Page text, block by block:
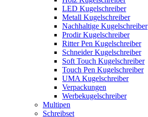
LED Kugelschreiber
Metall Kugelschreiber
Nachhaltige Kugelschreiber
Prodir Kugelschreiber
Ritter Pen Kugelschreiber
Schneider Kugelschreiber
Soft Touch Kugelschreiber
Touch Pen Kugelschreiber
UMA Kugelschreiber
Verpackungen
Werbekugelschreiber
Multipen
Schreibset